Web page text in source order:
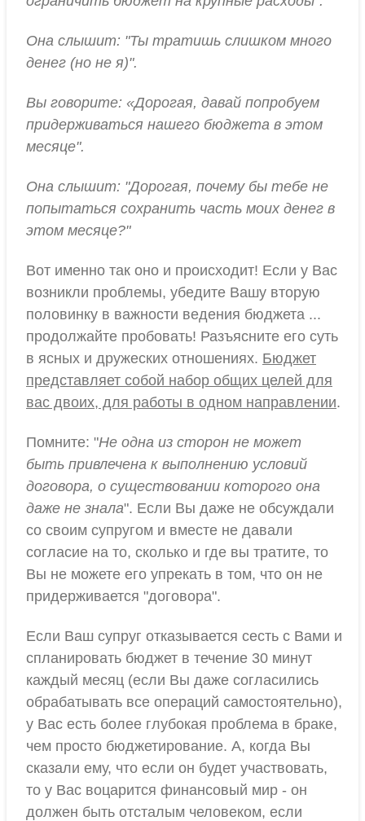
Она слышит: "Ты тратишь слишком много
денег (но не я)".
Вы говорите: «Дорогая, давай попробуем
придерживаться нашего бюджета в этом
месяце".
Она слышит: "Дорогая, почему бы тебе не
попытаться сохранить часть моих денег в
этом месяце?"
Вот именно так оно и происходит! Если у Вас
возникли проблемы, убедите Вашу вторую
половинку в важности ведения бюджета ...
продолжайте пробовать! Разъясните его суть
в ясных и дружеских отношениях. Бюджет
представляет собой набор общих целей для
вас двоих, для работы в одном направлении.
Помните: "Не одна из сторон не может
быть привлечена к выполнению условий
договора, о существовании которого она
даже не знала". Если Вы даже не обсуждали
со своим супругом и вместе не давали
согласие на то, сколько и где вы тратите, то
Вы не можете его упрекать в том, что он не
придерживается "договора".
Если Ваш супруг отказывается сесть с Вами и
спланировать бюджет в течение 30 минут
каждый месяц (если Вы даже согласились
обрабатывать все операций самостоятельно),
у Вас есть более глубокая проблема в браке,
чем просто бюджетирование. А, когда Вы
сказали ему, что если он будет участвовать,
то у Вас воцарится финансовый мир - он
должен быть отсталым человеком, если